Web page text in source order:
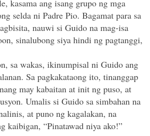
kasama ang isang grupo ng mga
selda ni Padre Pio. Bagamat para sa
nauwi si Guido na mag-isa
sinalubong siya hindi ng pagtanggi,
sa wakas, ikinumpisal ni Guido ang
Sa pagkakataong ito, tinanggap
may kabaitan at init ng puso, at
Umalis si Guido sa simbahan na
at puno ng kagalakan, na
kaibigan, “Pinatawad niya ako!”